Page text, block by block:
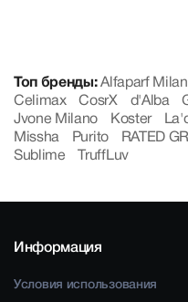
Топ бренды: Alfaparf
Celimax
CosrX d'Alba
Jvone Milano
Koster
Missha
Purito RATED
Sublime
TruffLuv
Информация
Условия использования